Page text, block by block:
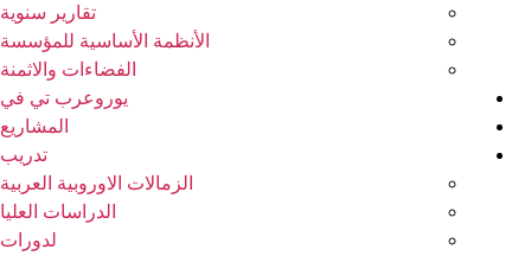
تقارير سنوية
الأنظمة الأساسية للمؤسسة
الفضاءات والاثمنة
يوروعرب تي في
المشاريع
تدريب
الزمالات الاوروبية العربية
الدراسات العليا
لدورات